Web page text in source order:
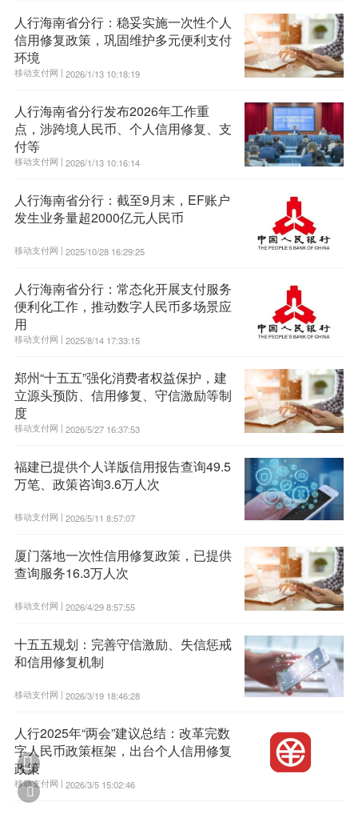
人行海南省分行：稳妥实施一次性个人
信用修复政策，巩固维护多元便利支付
环境
移动支付网 | 2026/1/13 10:18:19
人行海南省分行发布2026年工作重
点，涉跨境人民币、个人信用修复、支
付等
移动支付网 | 2026/1/13 10:16:14
人行海南省分行：截至9月末，EF账户
发生业务量超2000亿元人民币
移动支付网 | 2025/10/28 16:29:25
人行海南省分行：常态化开展支付服务
便利化工作，推动数字人民币多场景应
用
移动支付网 | 2025/8/14 17:33:15
郑州“十五五”强化消费者权益保护，建
立源头预防、信用修复、守信激励等制
度
移动支付网 | 2026/5/27 16:37:53
福建已提供个人详版信用报告查询49.5
万笔、政策咨询3.6万人次
移动支付网 | 2026/5/11 8:57:07
厦门落地一次性信用修复政策，已提供
查询服务16.3万人次
移动支付网 | 2026/4/29 8:57:55
十五五规划：完善守信激励、失信惩戒
和信用修复机制
移动支付网 | 2026/3/19 18:46:28
人行2025年“两会”建议总结：改革完数
字人民币政策框架，出台个人信用修复
政策
移动支付网 | 2026/3/5 15:02:46

